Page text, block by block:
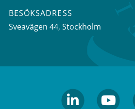
BESÖKSADRESS
Sveavägen 44, Stockholm